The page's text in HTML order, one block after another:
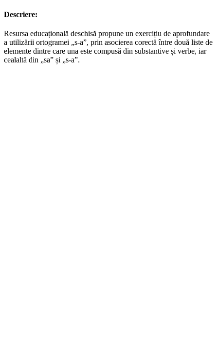
Descriere:
Resursa educațională deschisă propune un exercițiu de aprofundare
a utilizării ortogramei „s-a”, prin asocierea corectă între două liste de
elemente dintre care una este compusă din substantive și verbe, iar
cealaltă din „sa” și „s-a”.